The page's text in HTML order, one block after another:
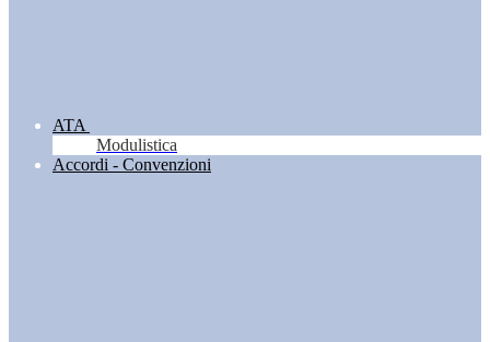
ATA
Modulistica
Accordi - Convenzioni